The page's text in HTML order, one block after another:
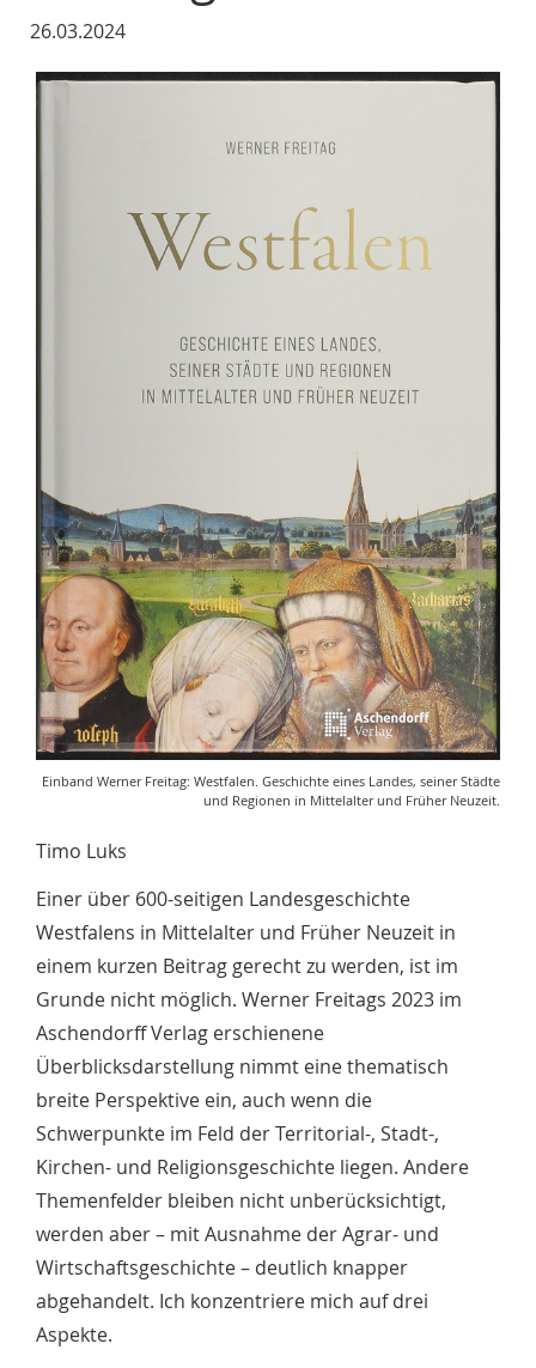
26.03.2024
Einband Werner Freitag: Westfalen. Geschichte eines Landes, seiner Städte
und Regionen in Mittelalter und Früher Neuzeit.
Timo Luks
Einer über 600-seitigen Landesgeschichte
Westfalens in Mittelalter und Früher Neuzeit in
einem kurzen Beitrag gerecht zu werden, ist im
Grunde nicht möglich. Werner Freitags 2023 im
Aschendorff Verlag erschienene
Überblicksdarstellung nimmt eine thematisch
breite Perspektive ein, auch wenn die
Schwerpunkte im Feld der Territorial-, Stadt-,
Kirchen- und Religionsgeschichte liegen. Andere
Themenfelder bleiben nicht unberücksichtigt,
werden aber – mit Ausnahme der Agrar- und
Wirtschaftsgeschichte – deutlich knapper
abgehandelt. Ich konzentriere mich auf drei
Aspekte.